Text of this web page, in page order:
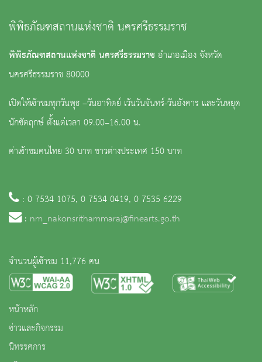
พิพิธภัณฑสถานแห่งชาติ นครศรีธรรมราช
พิพิธภัณฑสถานแห่งชาติ นครศรีธรรมราชอำเภอเมือง จังหวัด
นครศรีธรรมราช 80000
เปิดให้เข้าชมทุกวันพุธ –วันอาทิตย์ เว้นวันจันทร์-วันอังคาร และวันหยุด
นักขัตฤกษ์ ตั้งแต่เวลา 09.00–16.00 น.
ค่าเข้าชมคนไทย 30 บาท ชาวต่างประเทศ 150 บาท
: 0 7534 1075, 0 7534 0419, 0 7535 6229
: nm_nakonsrithammaraj@finearts.go.th
จำนวนผู้เข้าชม 11,776 คน
หน้าหลัก
ข่าวและกิจกรรม
นิทรรศการ